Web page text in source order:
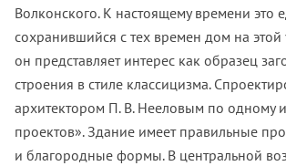
Волконского. К настоящему времени это
сохранившийся с тех времен дом на этой
он представляет интерес как образец
строения в стиле классицизма.
архитектором П. В. Нееловым по одному
проектов». Здание имеет правильные
и благородные формы. В центральной